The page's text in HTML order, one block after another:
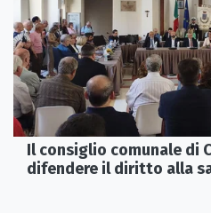
Il consiglio comunale di
difendere il diritto alla